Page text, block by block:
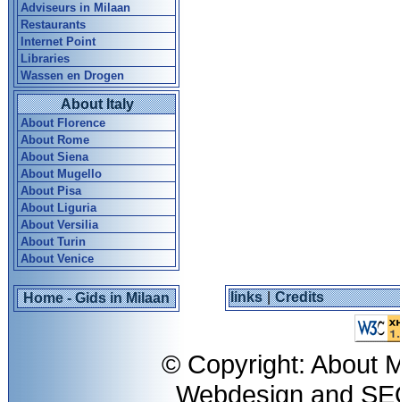
Adviseurs in Milaan
Restaurants
Internet Point
Libraries
Wassen en Drogen
About Italy
About Florence
About Rome
About Siena
About Mugello
About Pisa
About Liguria
About Versilia
About Turin
About Venice
Home - Gids in Milaan links|Credits
© Copyright: About
Webdesign and